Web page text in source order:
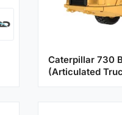
Caterpillar 730
(Articulated